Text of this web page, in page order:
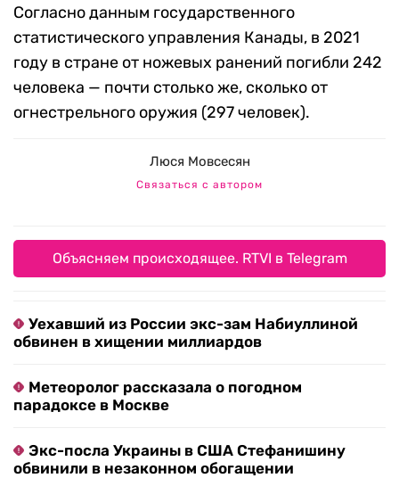
Согласно данным государственного
статистического управления Канады, в 2021
году в стране от ножевых ранений погибли 242
человека — почти столько же, сколько от
огнестрельного оружия (297 человек).
Люся Мовсесян
Связаться с автором
Объясняем происходящее. RTVI в Telegram
Уехавший из России экс-зам Набиуллиной
обвинен в хищении миллиардов
Метеоролог рассказала о погодном
парадоксе в Москве
Экс-посла Украины в США Стефанишину
обвинили в незаконном обогащении